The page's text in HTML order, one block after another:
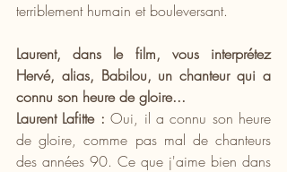
terriblement humain et bouleversant.
Laurent, dans le film, vous interprétez
Hervé, alias, Babilou, un chanteur qui a
connu son heure de gloire...
Laurent Lafitte : Oui, il a connu son heure
de gloire, comme pas mal de chanteurs
des années 90. Ce que j'aime bien dans